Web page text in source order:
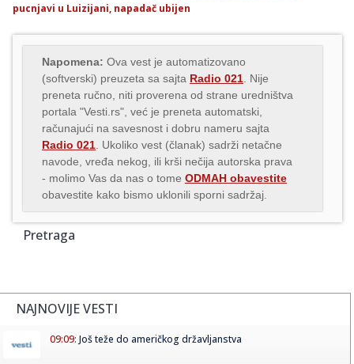
pucnjavi u Luizijani, napadač ubijen
Napomena: Ova vest je automatizovano
(softverski) preuzeta sa sajta Radio 021 . Nije
preneta ručno, niti proverena od strane uredništva
portala "Vesti.rs", već je preneta automatski,
računajući na savesnost i dobru nameru sajta
Radio 021 . Ukoliko vest (članak) sadrži netačne
navode, vređa nekog, ili krši nečija autorska prava
- molimo Vas da nas o tome ODMAH obavestite
obavestite kako bismo uklonili sporni sadržaj.
Pretraga
NAJNOVIJE VESTI
09:09: Još teže do američkog državljanstva